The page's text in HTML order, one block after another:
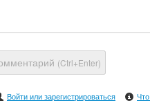
(Ctrl+Enter)
Войти или зарегистрироваться